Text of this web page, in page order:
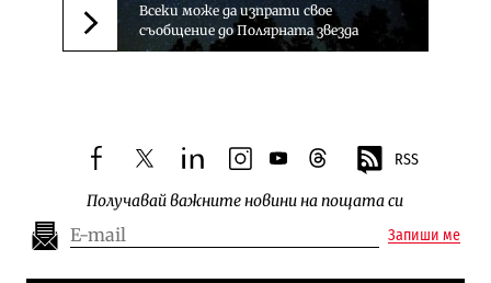
Следваща новина
Всеки може да изпрати свое
съобщение до Полярната звезда
facebooktwitterlinkedininstagram
youtubethreads RSS
Получавай важните новини на пощата си
Запиши ме